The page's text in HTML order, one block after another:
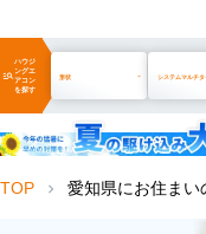
manage_search
ハウジ
ングエ
アコン
を探す
形状 システムマルチタ
TOP chevron_right 愛知県にお住まい